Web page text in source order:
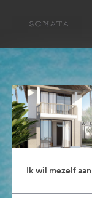
Ik wil mezelf